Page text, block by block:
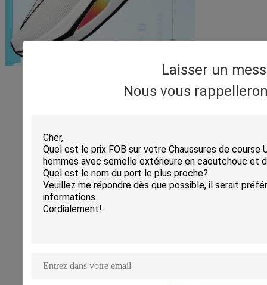
Laisser un
Nous vous